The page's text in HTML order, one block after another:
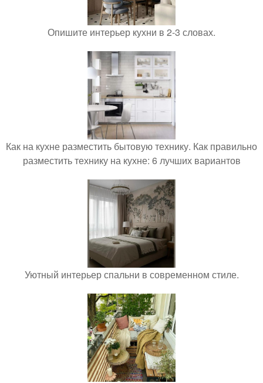
Опишите интерьер кухни в 2-3 словах.
Как на кухне разместить бытовую технику. Как правильно
разместить технику на кухне: 6 лучших вариантов
Уютный интерьер спальни в современном стиле.